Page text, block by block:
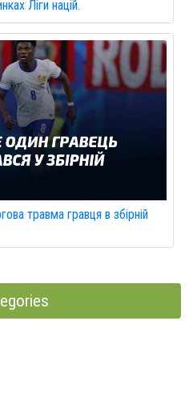
Ліги націй.
травма гравця в збірній